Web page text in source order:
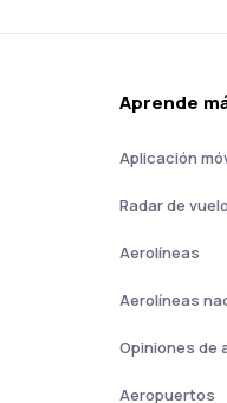
Aprende
Aplicación
Radar de vuelo
Aerolíneas
Aerolíneas
Opiniones de
Aeropuertos